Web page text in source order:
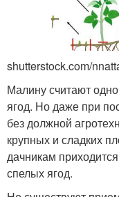
shutterstock.com/
Малину считают
ягод. Но даже при
без должной
крупных и сладких
дачникам
спелых ягод.